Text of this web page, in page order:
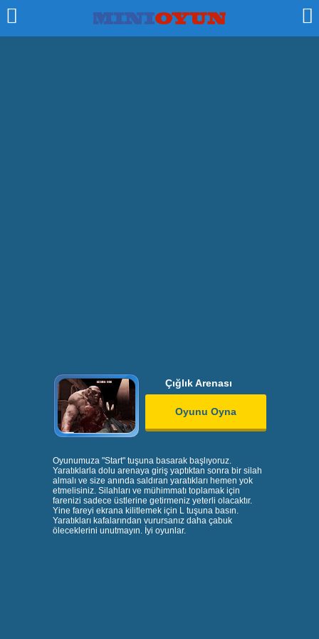
Çığlık Arenası
Oyunu Oyna
Oyunumuza "Start" tuşuna basarak başlıyoruz.
Yaratıklarla dolu arenaya giriş yaptıktan sonra bir silah
almalı ve size anında saldıran yaratıkları hemen yok
etmelisiniz. Silahları ve mühimmatı toplamak için
farenizi sadece üstlerine getirmeniz yeterli olacaktır.
Yine fareyi ekrana kilitlemek için L tuşuna basın.
Yaratıkları kafalarından vurursanız daha çabuk
öleceklerini unutmayın. İyi oyunlar.